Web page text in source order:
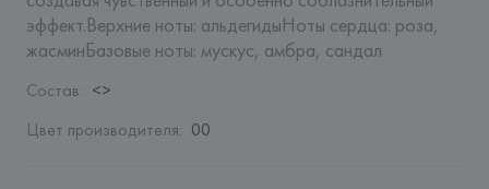
эффект.Верхние ноты: альдегидыНоты сердца: роза,
жасминБазовые ноты: мускус, амбра, сандал
Состав: <>
Цвет производителя: 00